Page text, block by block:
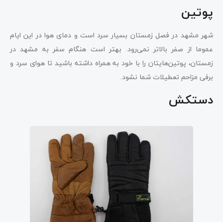
پوتین
شهر مشهد در فصل زمستان بسیار سرد است و دمای هوا در این ایام
عموما از صفر بالاتر نمی‌رود. بهتر است هنگام سفر به مشهد در
زمستان، پوتین‌هایتان را با خود به همراه داشته باشید تا هوای سرد و
برفی مزاحم تعطیلات شما نشود.
دستکش